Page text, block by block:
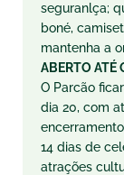
seguranlça;
boné,
mantenha a
ABERTO ATÉ
O Parcão
dia 20, com
14 dias de
atrações